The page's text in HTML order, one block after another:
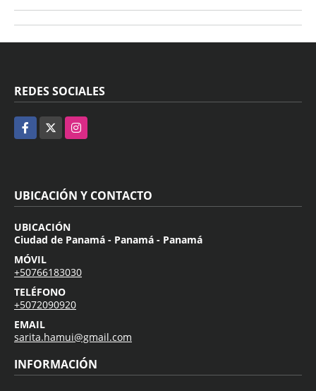
REDES SOCIALES
Facebook Instagram
UBICACIÓN Y CONTACTO
UBICACIÓN
Ciudad de Panamá - Panamá - Panamá
MÓVIL
+50766183030
TELÉFONO
+5072090920
EMAIL
sarita.hamui@gmail.com
INFORMACIÓN